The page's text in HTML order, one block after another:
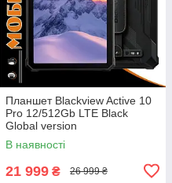
Планшет Blackview Active 10
Pro 12/512Gb LTE Black
Global version
В наявності
21 999 ₴ 26 999 ₴